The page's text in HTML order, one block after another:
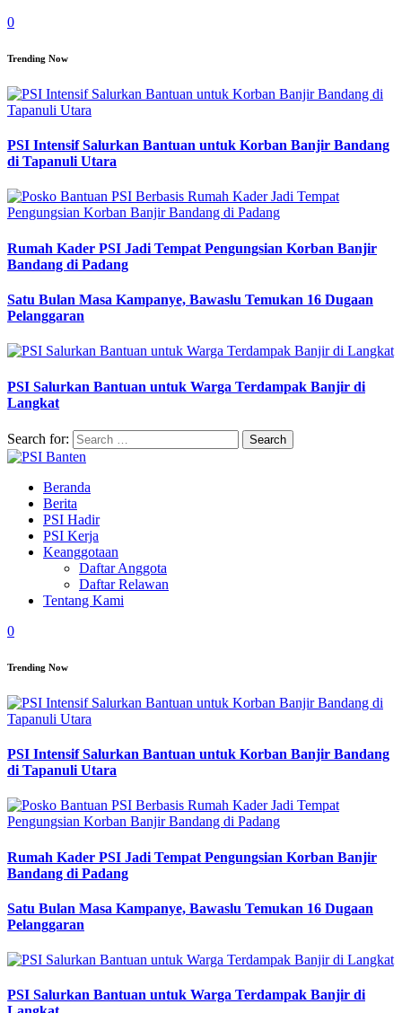
0
Trending Now
PSI Intensif Salurkan Bantuan untuk Korban Banjir Bandang
di Tapanuli Utara
Rumah Kader PSI Jadi Tempat Pengungsian Korban Banjir
Bandang di Padang
Satu Bulan Masa Kampanye, Bawaslu Temukan 16 Dugaan
Pelanggaran
PSI Salurkan Bantuan untuk Warga Terdampak Banjir di
Langkat
Search for:
Beranda
Berita
PSI Hadir
PSI Kerja
Keanggotaan
Daftar Anggota
Daftar Relawan
Tentang Kami
0
Trending Now
PSI Intensif Salurkan Bantuan untuk Korban Banjir Bandang
di Tapanuli Utara
Rumah Kader PSI Jadi Tempat Pengungsian Korban Banjir
Bandang di Padang
Satu Bulan Masa Kampanye, Bawaslu Temukan 16 Dugaan
Pelanggaran
PSI Salurkan Bantuan untuk Warga Terdampak Banjir di